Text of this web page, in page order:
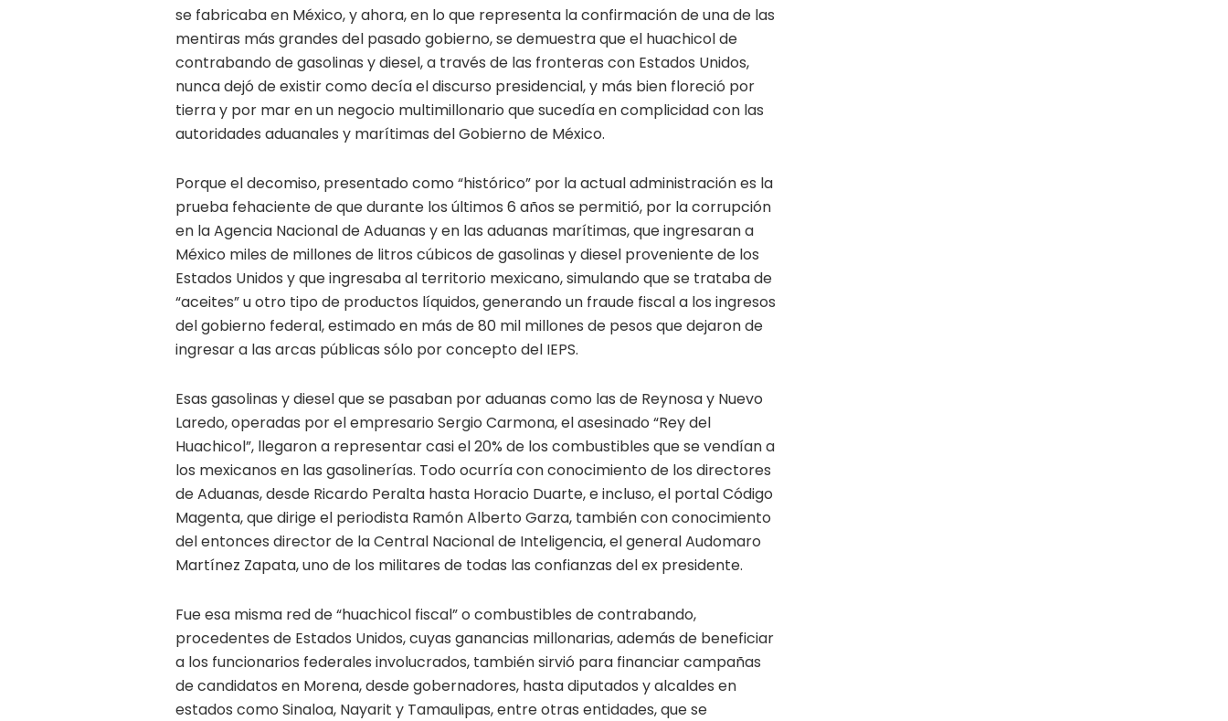
se fabricaba en México, y ahora, en lo que representa la confirmación de una de las
mentiras más grandes del pasado gobierno, se demuestra que el huachicol de
contrabando de gasolinas y diesel, a través de las fronteras con Estados Unidos,
nunca dejó de existir como decía el discurso presidencial, y más bien floreció por
tierra y por mar en un negocio multimillonario que sucedía en complicidad con las
autoridades aduanales y marítimas del Gobierno de México.
Porque el decomiso, presentado como “histórico” por la actual administración es la
prueba fehaciente de que durante los últimos 6 años se permitió, por la corrupción
en la Agencia Nacional de Aduanas y en las aduanas marítimas, que ingresaran a
México miles de millones de litros cúbicos de gasolinas y diesel proveniente de los
Estados Unidos y que ingresaba al territorio mexicano, simulando que se trataba de
“aceites” u otro tipo de productos líquidos, generando un fraude fiscal a los ingresos
del gobierno federal, estimado en más de 80 mil millones de pesos que dejaron de
ingresar a las arcas públicas sólo por concepto del IEPS.
Esas gasolinas y diesel que se pasaban por aduanas como las de Reynosa y Nuevo
Laredo, operadas por el empresario Sergio Carmona, el asesinado “Rey del
Huachicol”, llegaron a representar casi el 20% de los combustibles que se vendían a
los mexicanos en las gasolinerías. Todo ocurría con conocimiento de los directores
de Aduanas, desde Ricardo Peralta hasta Horacio Duarte, e incluso, el portal Código
Magenta, que dirige el periodista Ramón Alberto Garza, también con conocimiento
del entonces director de la Central Nacional de Inteligencia, el general Audomaro
Martínez Zapata, uno de los militares de todas las confianzas del ex presidente.
Fue esa misma red de “huachicol fiscal” o combustibles de contrabando,
procedentes de Estados Unidos, cuyas ganancias millonarias, además de beneficiar
a los funcionarios federales involucrados, también sirvió para financiar campañas
de candidatos en Morena, desde gobernadores, hasta diputados y alcaldes en
estados como Sinaloa, Nayarit y Tamaulipas, entre otras entidades, que se